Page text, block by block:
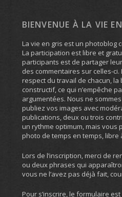
BIENVENUE À LA VIE
La vie en gris est un photoblog
La participation est libre et
participants est de partager
des commentaires sur celles-ci.
respect du travail de chacun, la
constructif, ce qui n’empêche
argumentées. Nous ne
publiez vos images avec
publications, deux ou trois
un rythme optimum, mais vous
photo de temps en temps, libre
Lors de l’inscription, merci de
ou deux phrases qui
vous ne l’avez pas déjà fait,
Pour s’inscrire, le formulaire